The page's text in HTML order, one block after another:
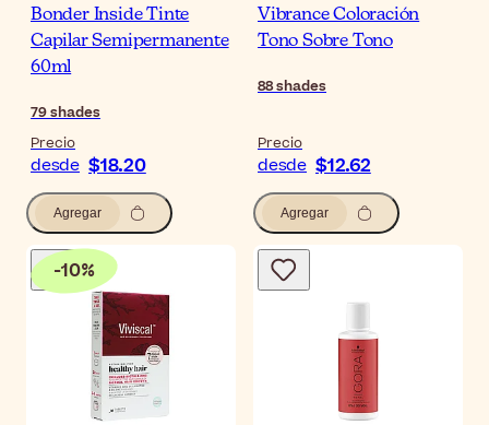
Bonder Inside Tinte
Capilar Semipermanente
60ml
79shades
Precio
desde $18.20
Agregar
Vibrance Coloración
Tono Sobre Tono
88shades
Precio
desde $12.62
Agregar
-10%